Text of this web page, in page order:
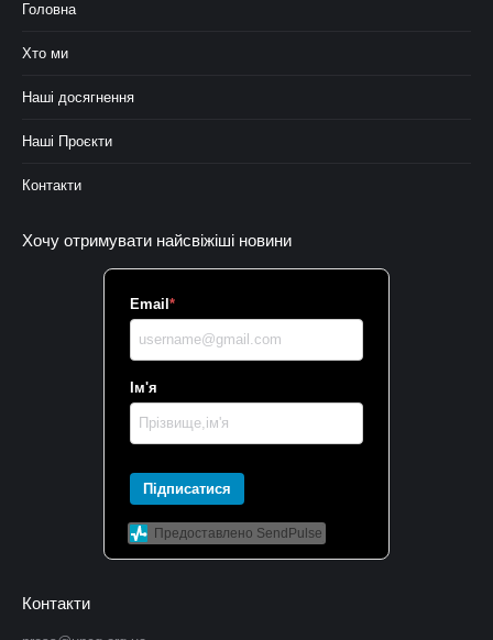
Головна
Хто ми
Наші досягнення
Наші Проєкти
Контакти
Хочу отримувати найсвіжіші новини
Email *
Ім'я
Підписатися
Предоставлено SendPulse
Контакти